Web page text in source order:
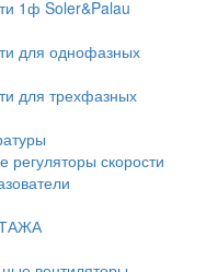
1ф Soler&Palau
для однофазных
для трехфазных
скорости